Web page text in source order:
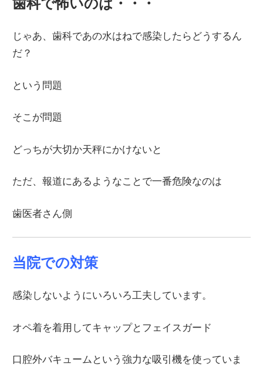
じゃあ、歯科であの水はねで感染したらどうするん
だ？
という問題
そこが問題
どっちが大切か天秤にかけないと
ただ、報道にあるようなことで一番危険なのは
歯医者さん側
当院での対策
感染しないようにいろいろ工夫しています。
オペ着を着用してキャップとフェイスガード
口腔外バキュームという強力な吸引機を使っていま